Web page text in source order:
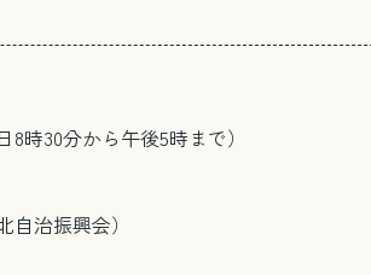
時30分から午後5時まで）
治振興会）